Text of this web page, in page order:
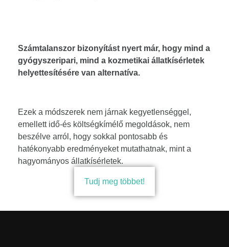
Számtalanszor bizonyítást nyert már, hogy mind a
gyógyszeripari, mind a kozmetikai állatkísérletek
helyettesítésére van alternatíva.
Ezek a módszerek nem járnak kegyetlenséggel,
emellett idő-és költségkímélő megoldások, nem
beszélve arról, hogy sokkal pontosabb és
hatékonyabb eredményeket mutathatnak, mint a
hagyományos állatkísérletek.
Tudj meg többet!